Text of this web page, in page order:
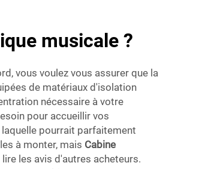
musicale ?
vous voulez vous assurer que la
de matériaux d'isolation
nécessaire à votre
pour accueillir vos
pourrait parfaitement
à monter, mais Cabine
les avis d'autres acheteurs.